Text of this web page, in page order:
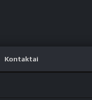
Kontaktai